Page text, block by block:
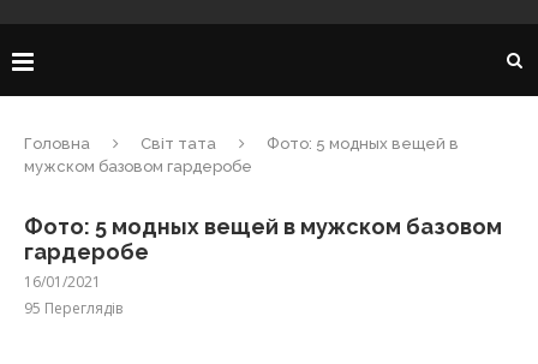
Головна Світ тата
Фото: 5 модных вещей в
мужском базовом гардеробе
Фото: 5 модных вещей в мужском базовом
гардеробе
16/01/2021
95 Переглядів